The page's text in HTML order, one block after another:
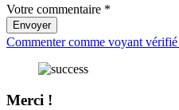
Votre commentaire *
Envoyer
Commenter comme voyant vérifié
Merci !